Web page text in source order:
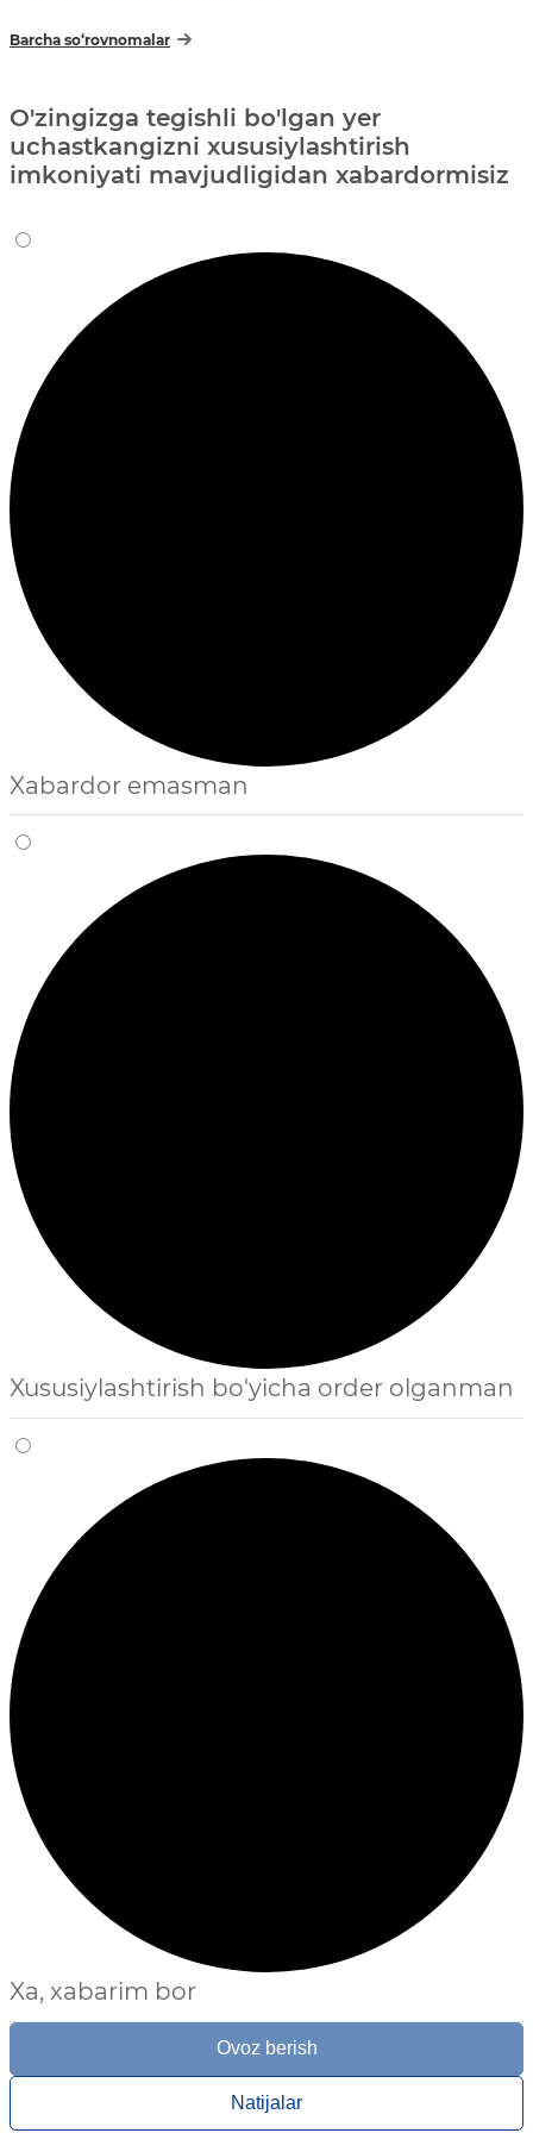
Barcha so‘rovnomalar
O'zingizga tegishli bo'lgan yer
uchastkangizni xususiylashtirish
imkoniyati mavjudligidan xabardormisiz
Xabardor emasman
Xususiylashtirish bo'yicha order olganman
Xa, xabarim bor
Ovoz berish
Natijalar